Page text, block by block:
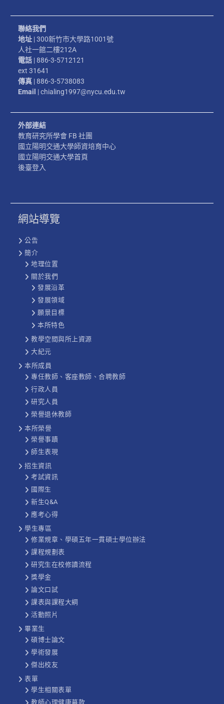
聯絡我們
地址 | 300新竹市大學路1001號
人社一館二樓212A
電話 | 886-3-5712121
ext 31641
傳真 | 886-3-5738083
Email | chialing1997@nycu.edu.tw
外部連結
教育研究所學會 FB 社團
國立陽明交通大學師資培育中心
國立陽明交通大學首頁
後臺登入
網站導覽
公告
簡介
地理位置
關於我們
發展沿革
發展領域
願景目標
本所特色
教學空間與所上資源
大紀元
本所成員
專任教師、客座教師、合聘教師
行政人員
研究人員
榮譽退休教師
本所榮譽
榮譽事蹟
師生表現
招生資訊
考試資訊
國際生
新生Q&A
應考心得
學生專區
修業規章、學碩五年一貫碩士學位辦法
課程規劃表
研究生在校修讀流程
獎學金
論文口試
課表與課程大綱
活動照片
畢業生
碩博士論文
學術發展
傑出校友
表單
學生相關表單
教師心理健康募款